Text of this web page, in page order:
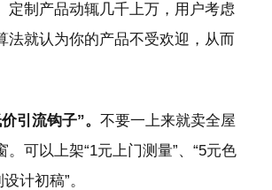
定制产品动辄几千上万，用户考虑
法就认为你的产品不受欢迎，从而
引流钩子”。 不要一上来就卖全屋
。可以上架“1元上门测量”、“5元色
计初稿”。